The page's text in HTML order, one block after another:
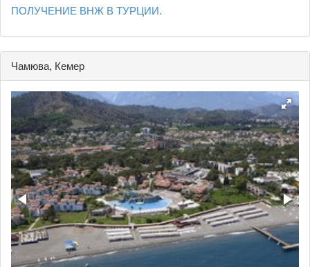
ПОЛУЧЕНИЕ ВНЖ В ТУРЦИИ.
Чамюва, Кемер